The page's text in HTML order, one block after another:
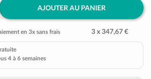
AJOUTER AU PANIER
en 3x sans frais 3 x 347,67 €
4 à 6 semaines